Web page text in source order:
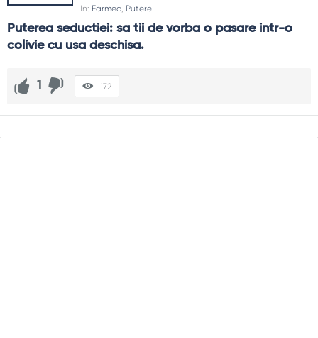
In: Farmec, Putere
Puterea seductiei: sa tii de vorba o pasare intr-o
colivie cu usa deschisa.
1 172